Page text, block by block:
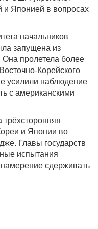
и Японией в вопросах
начальников
запущена из
пролетела более
Корейского
усилили наблюдение
с американскими
и Японии во
Главы государств
испытания
сдерживать